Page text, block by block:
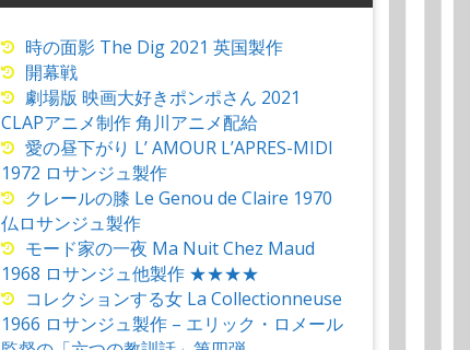
時の面影 The Dig 2021 英国製作
開幕戦
劇場版 映画大好きポンポさん 2021
CLAPアニメ制作 角川アニメ配給
愛の昼下がり L’ AMOUR L’APRES-MIDI
1972 ロサンジュ製作
クレールの膝 Le Genou de Claire 1970
仏ロサンジュ製作
モード家の一夜 Ma Nuit Chez Maud
1968 ロサンジュ他製作 ★★★★
コレクションする女 La Collectionneuse
1966 ロサンジュ製作 – エリック・ロメール